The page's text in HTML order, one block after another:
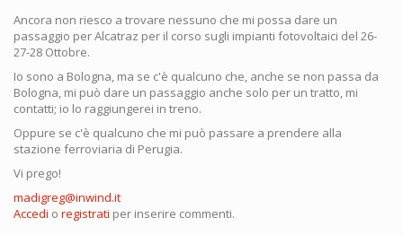
Ancora non riesco a trovare nessuno che mi possa dare un
passaggio per Alcatraz per il corso sugli impianti fotovoltaici del 26-
27-28 Ottobre.
Io sono a Bologna, ma se c'è qualcuno che, anche se non passa da
Bologna, mi può dare un passaggio anche solo per un tratto, mi
contatti; io lo raggiungerei in treno.
Oppure se c'è qualcuno che mi può passare a prendere alla
stazione ferroviaria di Perugia.
Vi prego!
madigreg@inwind.it
Accedi o registrati per inserire commenti.